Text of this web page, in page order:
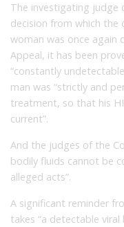
The investigating judge
decision from which the
woman was once again
Appeal, it has been
“constantly
man was “strictly and
treatment, so that his
current”.
And the judges of the
bodily fluids cannot be
alleged acts”.
A significant reminder
takes “a detectable